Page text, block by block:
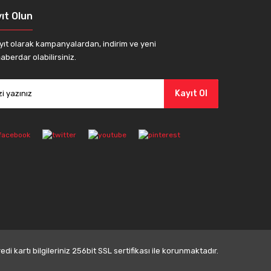
Olun
olarak kampanyalardan, indirim ve yeni
olabilirsiniz.
Kayıt Ol
kartı bilgileriniz 256bit SSL sertifikası ile korunmaktadır.